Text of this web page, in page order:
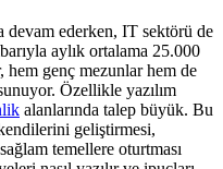
devam ederken, IT sektörü de
aylık ortalama 25.000
hem genç mezunlar hem de
Özellikle yazılım
alanlarında talep büyük. Bu
geliştirmesi,
temellere oturtması